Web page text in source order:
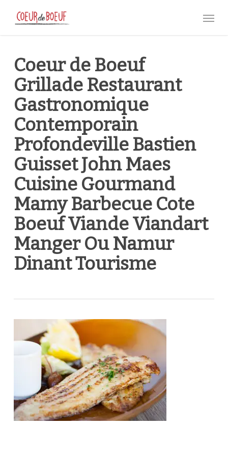
Menu
Coeur de Boeuf
Grillade Restaurant
Gastronomique
Contemporain
Profondeville Bastien
Guisset John Maes
Cuisine Gourmand
Mamy Barbecue Cote
Boeuf Viande Viandart
Manger Ou Namur
Dinant Tourisme